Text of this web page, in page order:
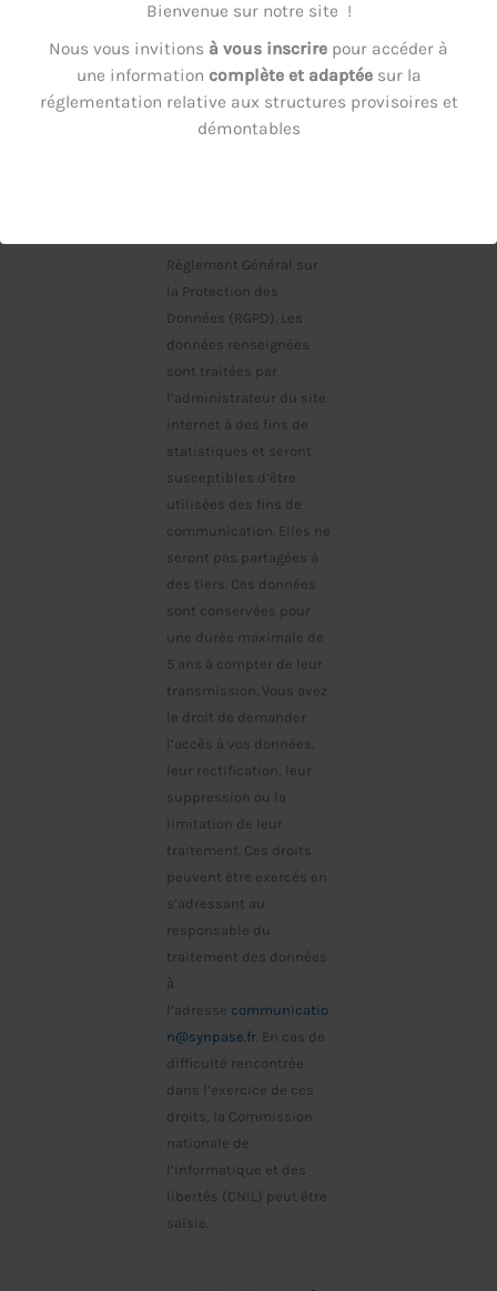
Bienvenue sur notre site !
Nous vous invitions à vous inscrire pour accéder à
une information complète et adaptéesur la
réglementation relative aux structures provisoires et
démontables
En fournissant vos
informations
personnelles dans ce
questionnaire, vous
Règlement Général sur
la Protection des
Données (RGPD). Les
données renseignées
sont traitées par
l’administrateur du site
internet à des fins de
statistiques et seront
susceptibles d’être
utilisées des fins de
communication. Elles ne
seront pas partagées à
des tiers. Ces données
sont conservées pour
une durée maximale de
5 ans à compter de leur
transmission. Vous avez
le droit de demander
l’accès à vos données,
leur rectification, leur
suppression ou la
limitation de leur
traitement. Ces droits
peuvent être exercés en
s’adressant au
responsable du
traitement des données
à
l’adresse communicatio
n@synpase.fr. En cas de
difficulté rencontrée
dans l’exercice de ces
droits, la Commission
nationale de
l’informatique et des
libertés (CNIL) peut être
saisie.